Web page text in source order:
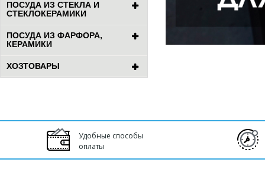
ПОСУДА ИЗ СТЕКЛА И
СТЕКЛОКЕРАМИКИ
ПОСУДА ИЗ ФАРФОРА,
КЕРАМИКИ
ХОЗТОВАРЫ
Удобные способы
оплаты